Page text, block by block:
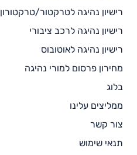
רישיון נהיגה לטרקטור/טרקטורון
רישיון נהיגה לרכב ציבורי
רישיון נהיגה לאוטובוס
מחירון פרסום למורי נהיגה
בלוג
ממליצים עלינו
צור קשר
תנאי שימוש